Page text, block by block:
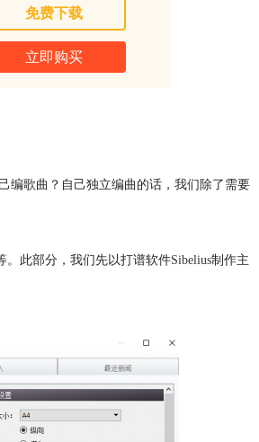
免费下载
立即购买
编歌曲？自己独立编曲的话，我们除了需要
。此部分，我们先以打谱软件Sibelius制作主